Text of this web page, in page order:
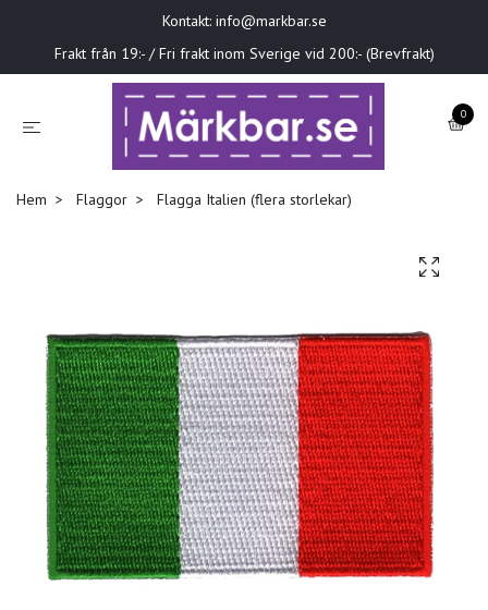
Kontakt: info@markbar.se
Frakt från 19:- / Fri frakt inom Sverige vid 200:- (Brevfrakt)
0
Hem Flaggor Flagga Italien (flera storlekar)